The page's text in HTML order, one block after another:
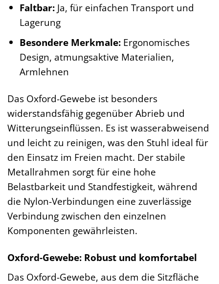
Faltbar:Ja, für einfachen Transport und
Lagerung
Besondere Merkmale:Ergonomisches
Design, atmungsaktive Materialien,
Armlehnen
Das Oxford-Gewebe ist besonders
widerstandsfähig gegenüber Abrieb und
Witterungseinflüssen. Es ist wasserabweisend
und leicht zu reinigen, was den Stuhl ideal für
den Einsatz im Freien macht. Der stabile
Metallrahmen sorgt für eine hohe
Belastbarkeit und Standfestigkeit, während
die Nylon-Verbindungen eine zuverlässige
Verbindung zwischen den einzelnen
Komponenten gewährleisten.
Oxford-Gewebe: Robust und komfortabel
Das Oxford-Gewebe, aus dem die Sitzfläche